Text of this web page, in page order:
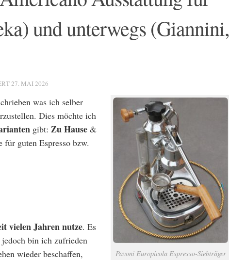
und unterwegs (Giannini,
27. MAI 2026
Pavoni Europicola Espresso-Siebträger
was ich selber
Dies möchte ich
gibt: Zu Hause &
guten Espresso bzw.
vielen Jahren nutze. Es
bin ich zufrieden
wieder beschaffen,